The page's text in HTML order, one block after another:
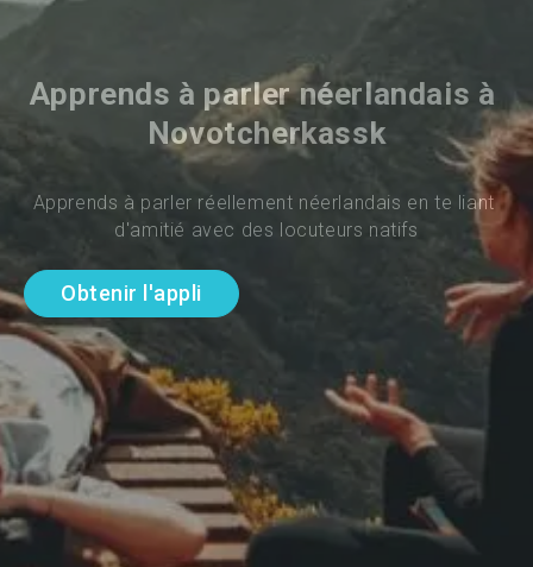
Apprends à parler néerlandais à
Novotcherkassk
Apprends à parler réellement néerlandais en te liant
d'amitié avec des locuteurs natifs
Obtenir l'appli